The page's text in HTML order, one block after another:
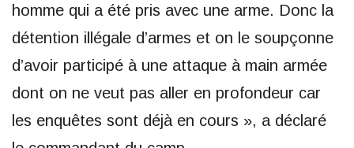
homme qui a été pris avec une arme. Donc la
détention illégale d’armes et on le soupçonne
d’avoir participé à une attaque à main armée
dont on ne veut pas aller en profondeur car
les enquêtes sont déjà en cours », a déclaré